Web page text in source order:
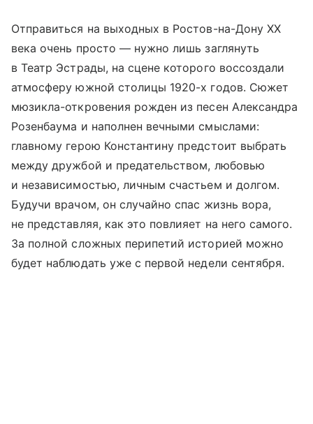
Отправиться на выходных в Ростов-на-Дону XX
века очень просто — нужно лишь заглянуть
в Театр Эстрады, на сцене которого воссоздали
атмосферу южной столицы 1920-х годов. Сюжет
мюзикла-откровения рожден из песен Александра
Розенбаума и наполнен вечными смыслами:
главному герою Константину предстоит выбрать
между дружбой и предательством, любовью
и независимостью, личным счастьем и долгом.
Будучи врачом, он случайно спас жизнь вора,
не представляя, как это повлияет на него самого.
За полной сложных перипетий историей можно
будет наблюдать уже с первой недели сентября.